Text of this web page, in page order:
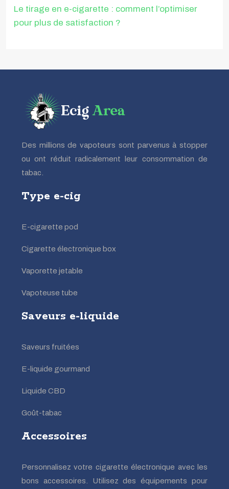
Le tirage en e-cigarette : comment l’optimiser
pour plus de satisfaction ?
Des millions de vapoteurs sont parvenus à stopper
ou ont réduit radicalement leur consommation de
tabac.
Type e-cig
E-cigarette pod
Cigarette électronique box
Vaporette jetable
Vapoteuse tube
Saveurs e-liquide
Saveurs fruitées
E-liquide gourmand
Liquide CBD
Goût-tabac
Accessoires
Personnalisez votre cigarette électronique avec les
bons accessoires. Utilisez des équipements pour